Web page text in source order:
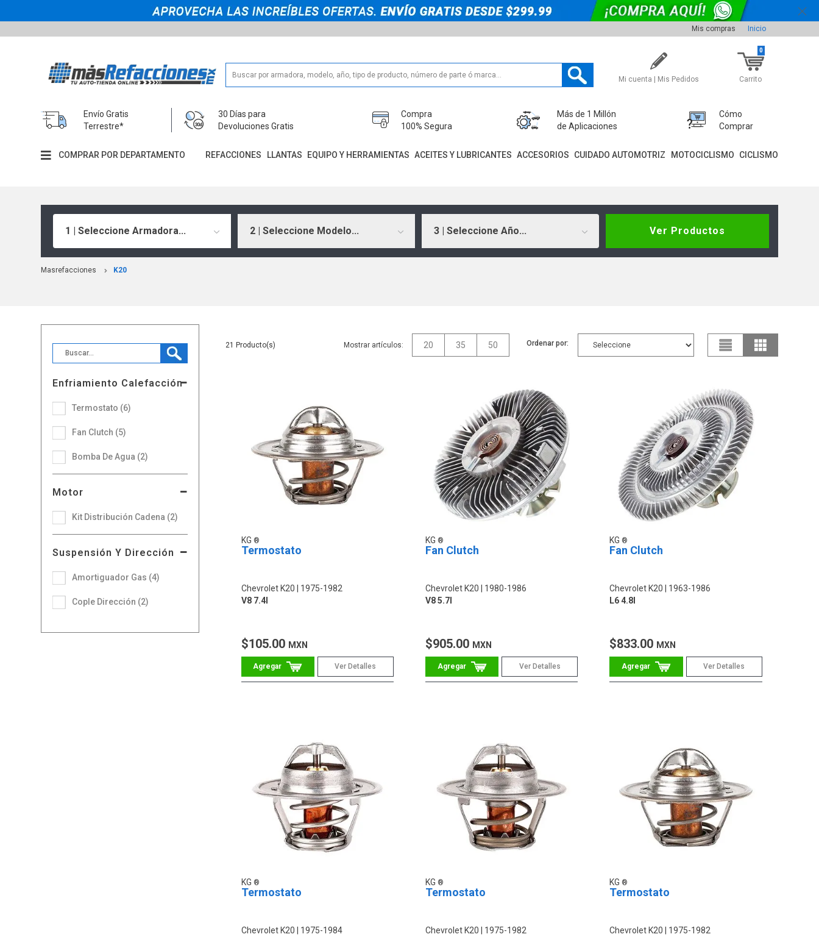
Mis compras Inicio
Mi cuenta | Mis Pedidos Carrito
0
Envío Gratis
Terrestre*
30 Días para
Devoluciones Gratis
Compra
100% Segura
Más de 1 Millón
de Aplicaciones
Cómo
Comprar
COMPRAR POR DEPARTAMENTO REFACCIONES LLANTAS EQUIPO Y HERRAMIENTAS ACEITES Y LUBRICANTES ACCESORIOS CUIDADO AUTOMOTRIZ MOTOCICLISMO CICLISMO
1 | Seleccione Armadora... 2 | Seleccione Modelo... 3 | Seleccione Año... Ver Productos
Masrefacciones K20
Enfriamiento Calefacción
Termostato (6)
Fan Clutch (5)
Bomba De Agua (2)
Motor
Kit Distribución Cadena (2)
Suspensión Y Dirección
Amortiguador Gas (4)
Cople Dirección (2)
21 Mostrar artículos: 20 35 50 Ordenar por:
KG
Termostato
Chevrolet K20
1975-1982
V8 7.4l
$105.00 MXN
Ver Detalles
KG
Fan Clutch
Chevrolet K20
1980-1986
V8 5.7l
$905.00 MXN
Ver Detalles
KG
Fan Clutch
Chevrolet K20
1963-1986
L6 4.8l
$833.00 MXN
Ver Detalles
KG
Termostato
Chevrolet K20
1975-1984
KG
Termostato
Chevrolet K20
1975-1982
KG
Termostato
Chevrolet K20
1975-1982